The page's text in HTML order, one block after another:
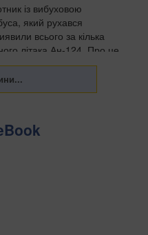
із вибуховою
який рухався
всього за кілька
літака Ан-124. Про це
органи безпек...